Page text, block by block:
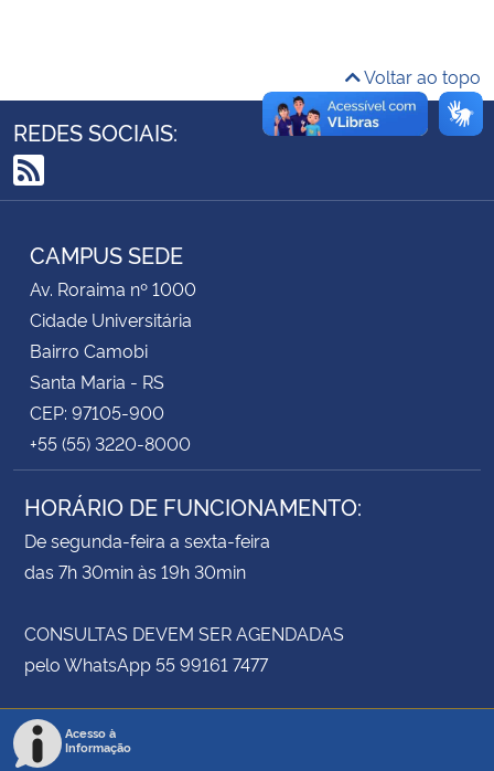
Ministério do Desenvolvimento Regional
Ministério da Mulher, da Família e dos Direitos Humanos
Secretaria-Geral
Secretaria de Governo
Gabinete de Segurança Institucional
Advocacia-Geral da União
Voltar ao topo
REDES SOCIAIS:
RSS
CAMPUS SEDE
Av. Roraima nº 1000
Cidade Universitária
Bairro Camobi
Santa Maria - RS
CEP: 97105-900
+55 (55) 3220-8000
HORÁRIO DE FUNCIONAMENTO:
De segunda-feira a sexta-feira
das 7h 30min às 19h 30min
CONSULTAS DEVEM SER AGENDADAS
pelo WhatsApp 55 99161 7477
Acesso à
Informação